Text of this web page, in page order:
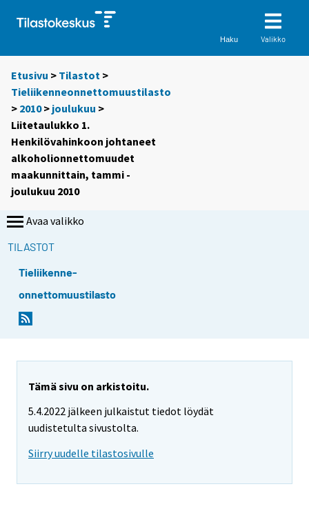
Haku Valikko
Etusivu > Tilastot >
Tieliikenneonnettomuustilasto
> 2010> joulukuu >
Liitetaulukko 1.
Henkilövahinkoon johtaneet
alkoholionnettomuudet
maakunnittain, tammi -
joulukuu 2010
Avaa valikko
TILASTOT
Tieliikenne-
onnettomuustilasto
Tämä sivu on arkistoitu.
5.4.2022 jälkeen julkaistut tiedot löydät
uudistetulta sivustolta.
Siirry uudelle tilastosivulle